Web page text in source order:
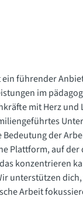
ein führender
im
mit Herz und
der
Plattform, auf der
konzentrieren
unterstützen
Arbeit